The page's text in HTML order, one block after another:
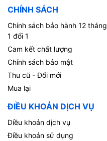
CHÍNH SÁCH
Chính sách bảo hành 12 tháng
1 đổi 1
Cam kết chất lượng
Chính sách bảo mật
Thu cũ - Đổi mới
Mua lại
ĐIỀU KHOẢN DỊCH VỤ
Diều khoản dịch vụ
Điều khoản sử dụng